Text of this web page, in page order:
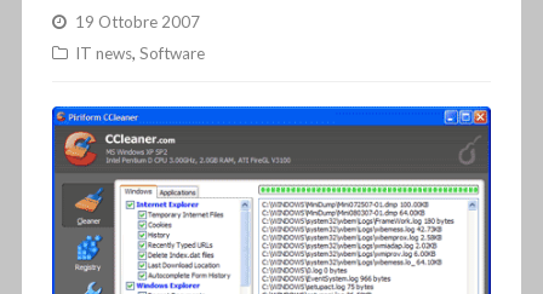
19 Ottobre 2007
IT news, Software